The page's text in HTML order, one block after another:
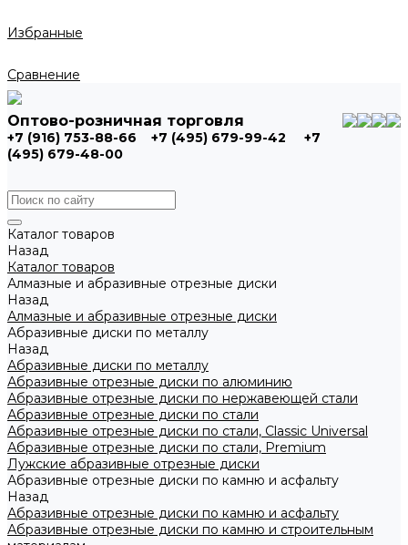
Избранные
Сравнение
Оптово-розничная торговля
+7 (916) 753-88-66 +7 (495) 679-99-42
+7
(495) 679-48-00
Каталог товаров
Назад
Каталог товаров
Алмазные и абразивные отрезные диски
Назад
Алмазные и абразивные отрезные диски
Абразивные диски по металлу
Назад
Абразивные диски по металлу
Абразивные отрезные диски по алюминию
Абразивные отрезные диски по нержавеющей стали
Абразивные отрезные диски по стали
Абразивные отрезные диски по стали, Classic Universal
Абразивные отрезные диски по стали, Premium
Лужские абразивные отрезные диски
Абразивные отрезные диски по камню и асфальту
Назад
Абразивные отрезные диски по камню и асфальту
Абразивные отрезные диски по камню и строительным